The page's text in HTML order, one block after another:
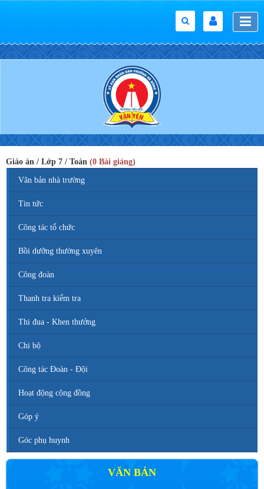
Giáo án / Lớp 7 / Toán (0 Bài giảng)
Văn bản nhà trường
Tin tức
Công tác tổ chức
Bồi dưỡng thường xuyên
Công đoàn
Thanh tra kiểm tra
Thi đua - Khen thưởng
Chi bộ
Công tác Đoàn - Đội
Hoạt động cộng đồng
Góp ý
Góc phụ huynh
VĂN BẢN